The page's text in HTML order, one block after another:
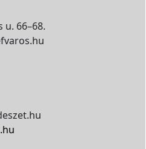
u. 66–68.